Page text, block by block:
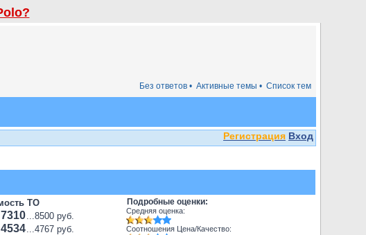
Список тем
Активные темы •
Без ответов •
Регистрация Вход
ТО
7310...8500 руб.
4534...4767 руб.
Подробные оценки:
Средняя оценка:
Соотношения Цена/Качество: